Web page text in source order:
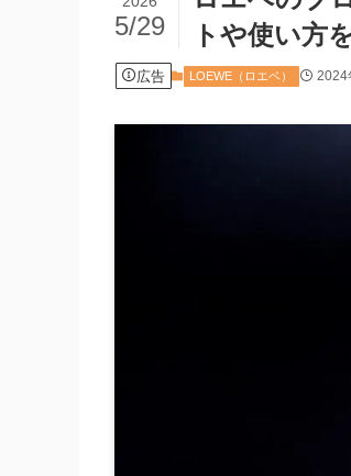
トや使い方
5/29
広告 LOEWE（ロエベ） 2024